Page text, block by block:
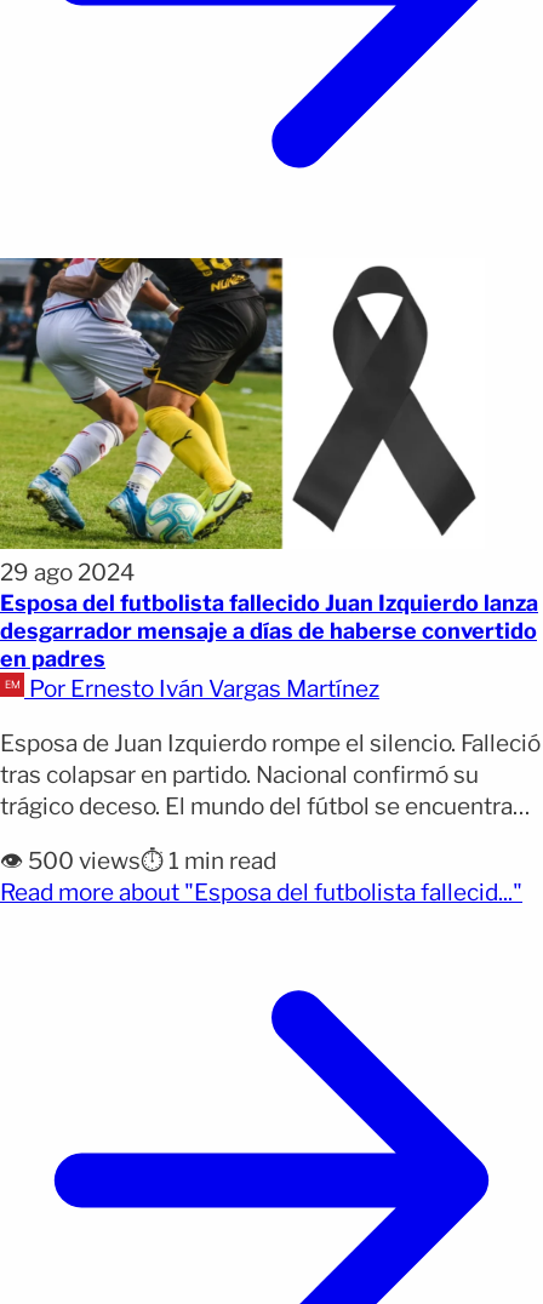
29 ago 2024
Esposa del futbolista fallecido Juan Izquierdo lanza
desgarrador mensaje a días de haberse convertido
en padres
Por Ernesto Iván Vargas Martínez
Esposa de Juan Izquierdo rompe el silencio. Falleció
tras colapsar en partido. Nacional confirmó su
trágico deceso. El mundo del fútbol se encuentra
Juan Izquierdo, quien colapsó en un partido
correspondiente a la Copa Libertadores. Izquierdo,
👁️ 500 views⏱️ 1 min read
Read more about "Esposa del futbolista fallecid..."